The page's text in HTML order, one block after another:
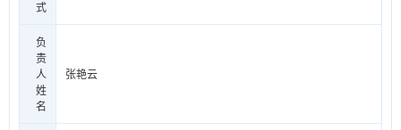
式
负
责
人
姓
名
张艳云